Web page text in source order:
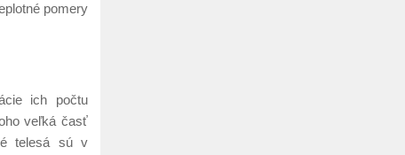
pomery
ich počtu
veľká časť
telesá sú v